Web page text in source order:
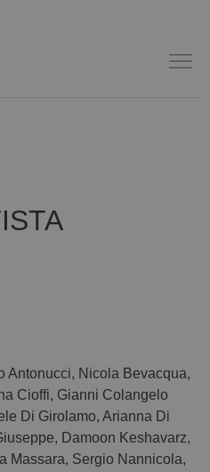
Antonucci, Nicola Bevacqua,
Cioffi, Gianni Colangelo
Di Girolamo, Arianna Di
, Damoon Keshavarz,
Massara, Sergio Nannicola,